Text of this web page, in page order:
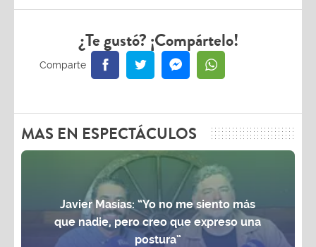
¿Te gustó? ¡Compártelo!
MAS EN ESPECTÁCULOS
Javier Masías: “Yo no me siento más
que nadie, pero creo que expreso una
postura”